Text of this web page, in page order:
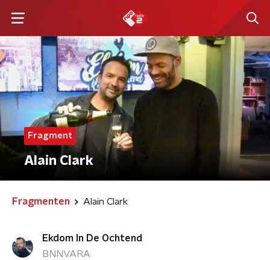
Fragment
Alain Clark
Fragmenten Alain Clark
Ekdom In De Ochtend
BNNVARA